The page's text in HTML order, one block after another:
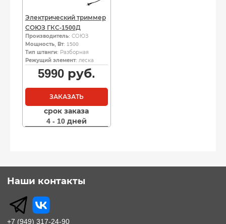
Электрический триммер
СОЮЗ ГКС-1500Д
Производитель: СОЮЗ
Мощность, Вт: 1500
Тип штанги: Разборная
Режущий элемент: леска
5990руб.
ЗАКАЗАТЬ
срок заказа
4 - 10 дней
Наши контакты
+7 (949) 317-24-90